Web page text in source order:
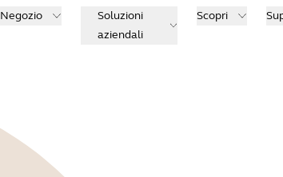
Negozio
Soluzioni
aziendali
Scopri